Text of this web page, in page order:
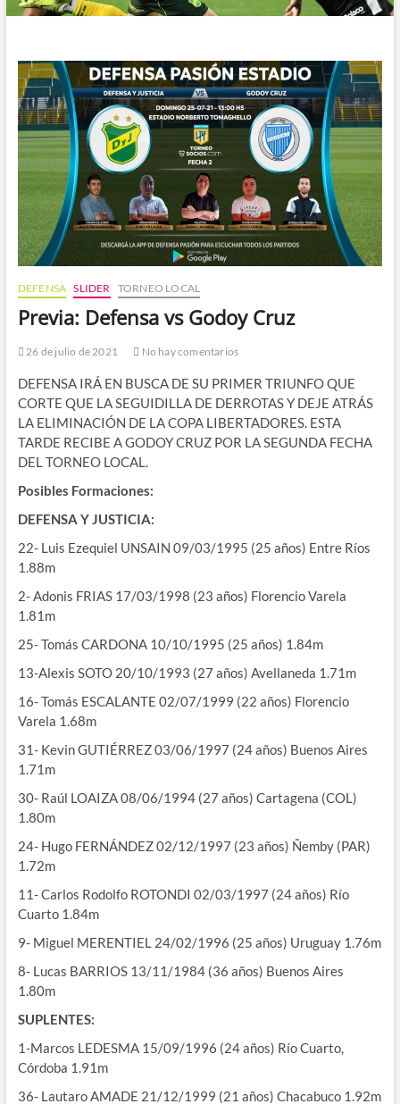
DEFENSA SLIDER TORNEO LOCAL
Previa: Defensa vs Godoy Cruz
26 de julio de 2021 No hay comentarios
DEFENSA IRÁ EN BUSCA DE SU PRIMER TRIUNFO QUE
CORTE QUE LA SEGUIDILLA DE DERROTAS Y DEJE ATRÁS
LA ELIMINACIÓN DE LA COPA LIBERTADORES. ESTA
TARDE RECIBE A GODOY CRUZ POR LA SEGUNDA FECHA
DEL TORNEO LOCAL.
Posibles Formaciones:
DEFENSA Y JUSTICIA:
22- Luis Ezequiel UNSAIN 09/03/1995 (25 años) Entre Ríos
1.88m
2- Adonis FRIAS 17/03/1998 (23 años) Florencio Varela
1.81m
25- Tomás CARDONA 10/10/1995 (25 años) 1.84m
13-Alexis SOTO 20/10/1993 (27 años) Avellaneda 1.71m
16- Tomás ESCALANTE 02/07/1999 (22 años) Florencio
Varela 1.68m
31- Kevin GUTIÉRREZ 03/06/1997 (24 años) Buenos Aires
1.71m
30- Raúl LOAIZA 08/06/1994 (27 años) Cartagena (COL)
1.80m
24- Hugo FERNÁNDEZ 02/12/1997 (23 años) Ñemby (PAR)
1.72m
11- Carlos Rodolfo ROTONDI 02/03/1997 (24 años) Río
Cuarto 1.84m
9- Miguel MERENTIEL 24/02/1996 (25 años) Uruguay 1.76m
8- Lucas BARRIOS 13/11/1984 (36 años) Buenos Aires
1.80m
SUPLENTES:
1-Marcos LEDESMA 15/09/1996 (24 años) Río Cuarto,
Córdoba 1.91m
36- Lautaro AMADE 21/12/1999 (21 años) Chacabuco 1.92m